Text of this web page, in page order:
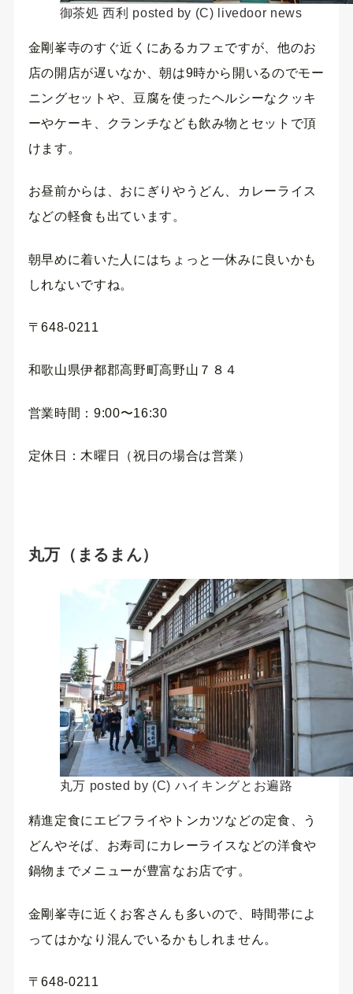
御茶処 西利 posted by (C) livedoor news
金剛峯寺のすぐ近くにあるカフェですが、他のお
店の開店が遅いなか、朝は9時から開いるのでモー
ニングセットや、豆腐を使ったヘルシーなクッキ
ーやケーキ、クランチなども飲み物とセットで頂
けます。
お昼前からは、おにぎりやうどん、カレーライス
などの軽食も出ています。
朝早めに着いた人にはちょっと一休みに良いかも
しれないですね。
〒648-0211
和歌山県伊都郡高野町高野山７８４
営業時間：9:00〜16:30
定休日：木曜日（祝日の場合は営業）
丸万（まるまん）
丸万 posted by (C) ハイキングとお遍路
精進定食にエビフライやトンカツなどの定食、う
どんやそば、お寿司にカレーライスなどの洋食や
鍋物までメニューが豊富なお店です。
金剛峯寺に近くお客さんも多いので、時間帯によ
ってはかなり混んでいるかもしれません。
〒648-0211